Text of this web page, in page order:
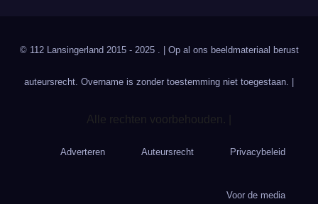
© 112 Lansingerland 2015 - 2025 . | Op al ons beeldmateriaal berust
auteursrecht. Overname is zonder toestemming niet toegestaan. |
Alle rechten voorbehouden. |
Adverteren Auteursrecht Privacybeleid
Voor de media